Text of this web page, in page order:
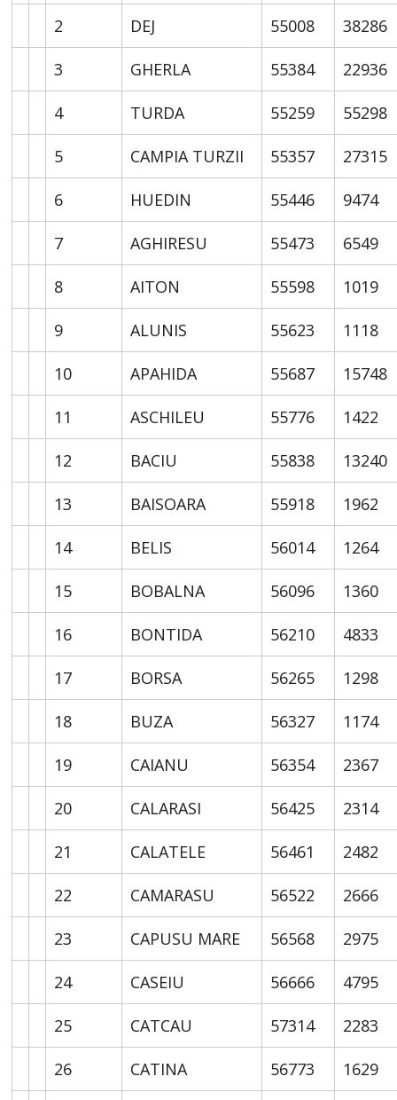
2 DEJ 55008 38286
3 GHERLA 55384 22936
4 TURDA 55259 55298
5 CAMPIA TURZII 55357 27315
6 HUEDIN 55446 9474
7 AGHIRESU 55473 6549
8 AITON 55598 1019
9 ALUNIS 55623 1118
10 APAHIDA 55687 15748
11 ASCHILEU 55776 1422
12 BACIU 55838 13240
13 BAISOARA 55918 1962
14 BELIS 56014 1264
15 BOBALNA 56096 1360
16 BONTIDA 56210 4833
17 BORSA 56265 1298
18 BUZA 56327 1174
19 CAIANU 56354 2367
20 CALARASI 56425 2314
21 CALATELE 56461 2482
22 CAMARASU 56522 2666
23 CAPUSU MARE 56568 2975
24 CASEIU 56666 4795
25 CATCAU 57314 2283
26 CATINA 56773 1629